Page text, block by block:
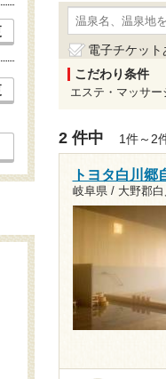
電子チケット
こだわり条件
エステ・マッサー
2 件中 1件～2
トヨタ白川郷
岐阜県 / 大野郡白